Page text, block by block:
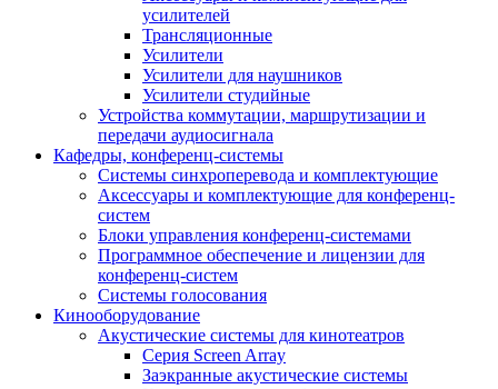
усилителей
Трансляционные
Усилители
Усилители для наушников
Усилители студийные
Устройства коммутации, маршрутизации и
передачи аудиосигнала
Кафедры, конференц-системы
Cистемы синхроперевода и комплектующие
Аксессуары и комплектующие для конференц-
систем
Блоки управления конференц-системами
Программное обеспечение и лицензии для
конференц-систем
Системы голосования
Кинооборудование
Акустические системы для кинотеатров
Cерия Screen Array
Заэкранные акустические системы